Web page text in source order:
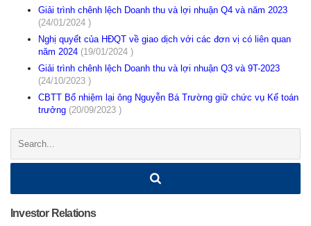
Giải trình chênh lệch Doanh thu và lợi nhuận Q4 và năm 2023
(24/01/2024 )
Nghị quyết của HĐQT về giao dịch với các đơn vị có liên quan
năm 2024 (19/01/2024 )
Giải trình chênh lệch Doanh thu và lợi nhuận Q3 và 9T-2023
(24/10/2023 )
CBTT Bổ nhiệm lại ông Nguyễn Bá Trường giữ chức vụ Kế toán
trưởng (20/09/2023 )
Investor Relations